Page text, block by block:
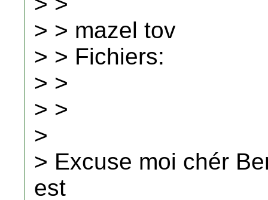
> > mazel tov
> > Fichiers:
> >
> >
>
> Excuse moi chér
est